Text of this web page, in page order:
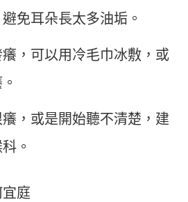
免耳朵長太多油垢。
，可以用冷毛巾冰敷，或
，或是開始聽不清楚，建
。
庭